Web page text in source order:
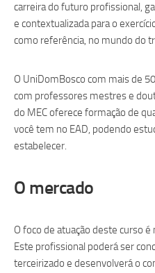
carreira do futuro profissional,
e contextualizada para o
como referência, no mundo do
O UniDomBosco com mais de
com professores mestres e
do MEC oferece formação de
você tem no EAD, podendo
estabelecer.
O mercado
O foco de atuação deste curso
Este profissional poderá ser
terceirizado e desenvolverá o